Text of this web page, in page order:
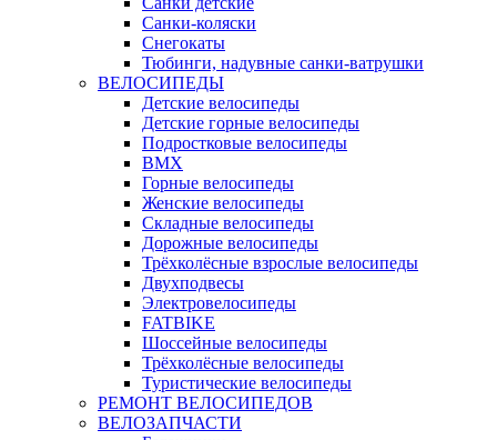
Санки-коляски
Снегокаты
Тюбинги, надувные санки-ватрушки
ВЕЛОСИПЕДЫ
Детские велосипеды
Детские горные велосипеды
Подростковые велосипеды
BMX
Горные велосипеды
Женские велосипеды
Складные велосипеды
Дорожные велосипеды
Трёхколёсные взрослые велосипеды
Двухподвесы
Электровелосипеды
FATBIKE
Шоссейные велосипеды
Трёхколёсные велосипеды
Туристические велосипеды
РЕМОНТ ВЕЛОСИПЕДОВ
ВЕЛОЗАПЧАСТИ